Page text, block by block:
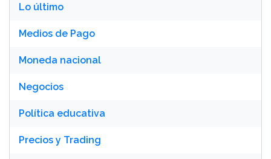
Lo último
Medios de Pago
Moneda nacional
Negocios
Política educativa
Precios y Trading